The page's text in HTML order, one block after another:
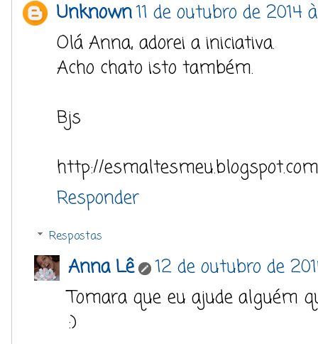
Unknown11 de outubro de 2014
Olá Anna, adorei a iniciativa.
Acho chato isto também.
Bjs
http://
Responder
Respostas
Anna Lê
12 de outubro de
Tomara que eu ajude alguém
:)